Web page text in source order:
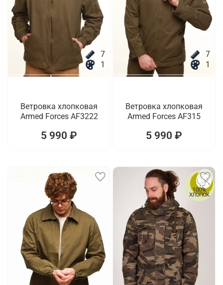
7
1
Ветровка хлопковая
Armed Forces AF3222
5 990 ₽
7
1
Ветровка хлопковая
Armed Forces AF315
5 990 ₽